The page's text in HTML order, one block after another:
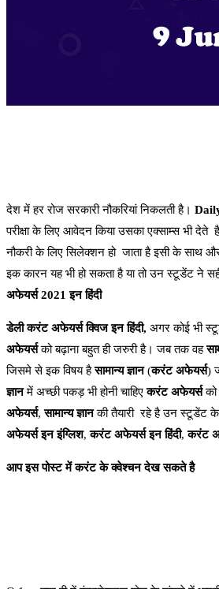
देश में हर रोज सरकारी नौकरियां निकलती है।
परीक्षा के लिए आवेदन किया उसका एक्साम्स भी देते
नौकरी के लिए सिलेक्शन हो जाता है इसी के साथ
इक कारन यह भी हो सकता है या तो उन स्टूडेंट ने
अफेयर्स 2021 इन हिंदी
डेली करंट अफेयर्स क्विज इन हिंदी, अगर कोई भी
अफेयर्सको बढ़ाना बहुत ही जरुरी है। जब तक वह
जिसमे से इक विषय हैसामान्य ज्ञान(करंट अफेयर्स)
ज्ञानमें अच्छी पकड़ भी होनी चाहिएकरंट अफेयर्सको
अफेयर्स,सामान्य ज्ञानकी तैयारी रहे है उन स्टूडेंट
अफेयर्स इन इंग्लिश,करंट अफेयर्स इन हिंदी,करंट
आप इस पोस्ट में करंट के क्वेश्चन देख सकते है